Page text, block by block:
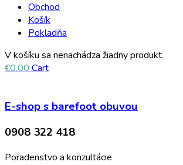
Obchod
Košík
Pokladňa
V košíku sa nenachádza žiadny produkt.
€0.00 Cart
E-shop s barefoot obuvou
0908 322 418
Poradenstvo a konzultácie